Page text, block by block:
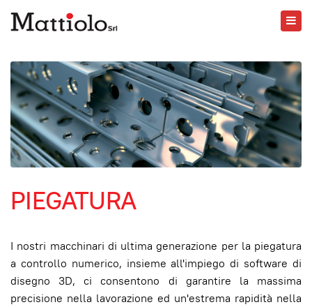
PIEGATURA
I nostri macchinari di ultima generazione per la piegatura
a controllo numerico, insieme all'impiego di software di
disegno 3D, ci consentono di garantire la massima
precisione nella lavorazione ed un'estrema rapidità nella